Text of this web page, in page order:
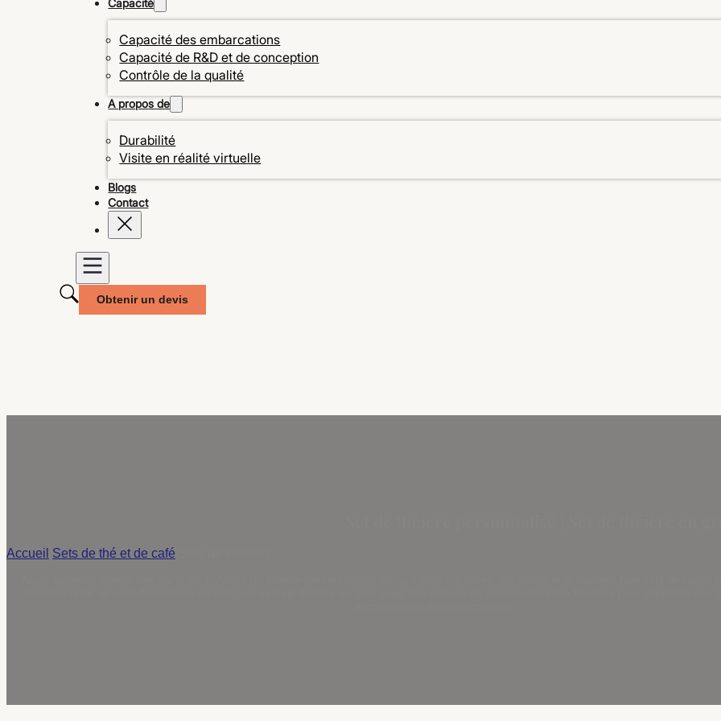
Capacité
Capacité des embarcations
Capacité de R&D et de conception
Contrôle de la qualité
A propos de
Durabilité
Visite en réalité virtuelle
Blogs
Contact
Obtenir un devis
Accueil Sets de thé et de café